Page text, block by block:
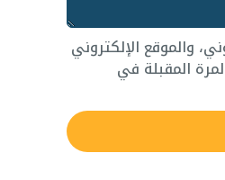
والموقع الإلكتروني
المقبلة في